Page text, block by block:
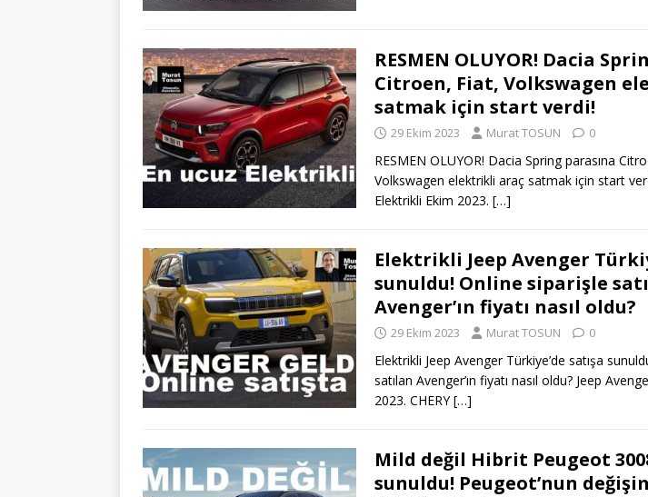
RESMEN OLUYOR! Dacia
Citroen, Fiat, Volkswagen
satmak için start verdi!
29 Ekim 2023 Murat TOSUN 0
RESMEN OLUYOR! Dacia Spring parasına
Volkswagen elektrikli araç satmak için start
Elektrikli Ekim 2023. […]
Elektrikli Jeep Avenger
sunuldu! Online siparişle
Avenger’ın fiyatı nasıl oldu?
29 Ekim 2023 Murat TOSUN 0
Elektrikli Jeep Avenger Türkiye’de satışa
satılan Avenger’ın fiyatı nasıl oldu? Jeep
2023. CHERY[…]
Mild değil Hibrit Peugeot
sunuldu! Peugeot’nun